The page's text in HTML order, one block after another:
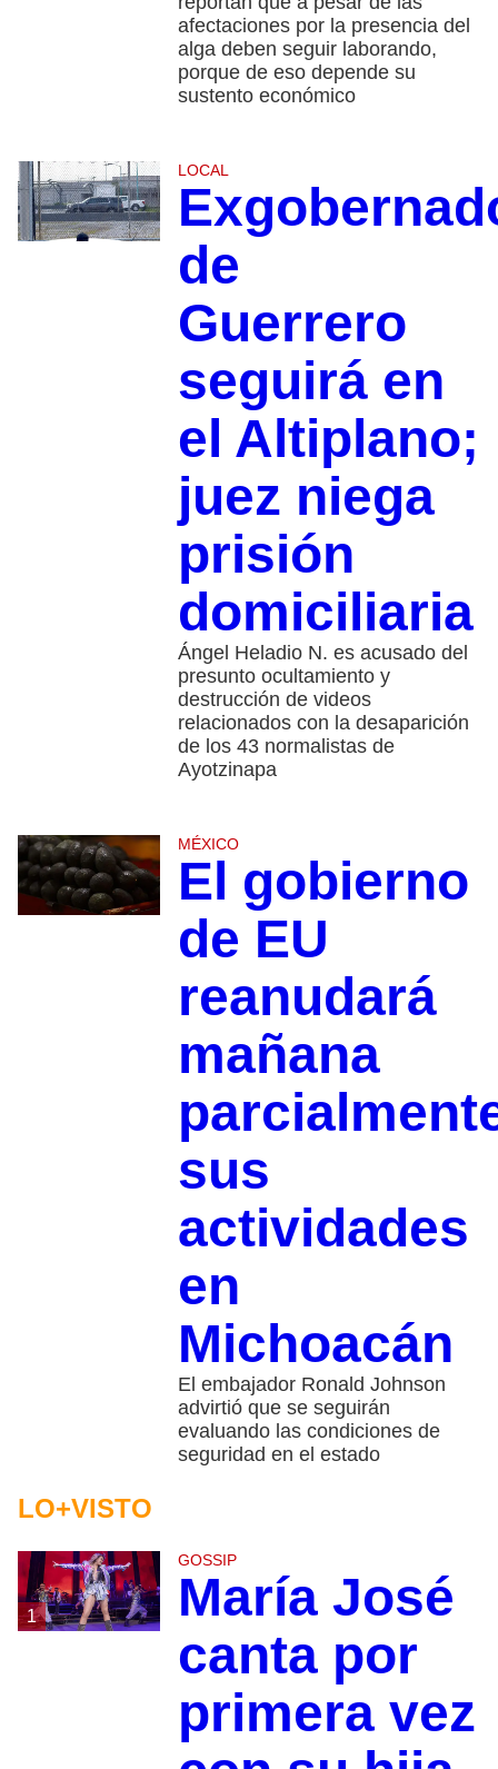
afectaciones por la presencia del
alga deben seguir laborando,
porque de eso depende su
sustento económico
LOCAL
de
Guerrero
seguirá en
el Altiplano;
juez niega
prisión
domiciliaria
Ángel Heladio N. es acusado del
presunto ocultamiento y
destrucción de videos
relacionados con la desaparición
de los 43 normalistas de
Ayotzinapa
MÉXICO
El gobierno
de EU
reanudará
mañana
sus
actividades
en
Michoacán
El embajador Ronald Johnson
advirtió que se seguirán
evaluando las condiciones de
seguridad en el estado
LO+VISTO
1
GOSSIP
María José
canta por
primera vez